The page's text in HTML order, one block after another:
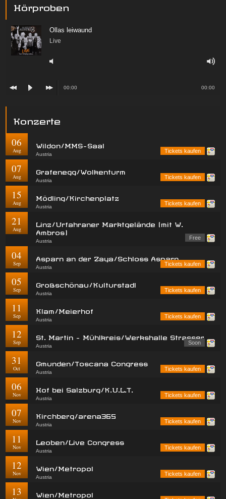
Hörproben
Ollas leiwaund
Live
00:00 00:00
Konzerte
06
Aug
Wildon/MMS-Saal
Austria
Tickets kaufen
07
Aug
Grafenegg/Wolkenturm
Austria
Tickets kaufen
15
Aug
Mödling/Kirchenplatz
Austria
Tickets kaufen
21
Aug
Linz/Urfahraner Marktgelände (mit W.
Ambros)
Austria
Free
04
Sep
Asparn an der Zaya/Schloss Asparn
Austria
Tickets kaufen
05
Sep
Großschönau/Kulturstadl
Austria
Tickets kaufen
11
Sep
Klam/Meierhof
Austria
Tickets kaufen
12
Sep
St. Martin - Mühlkreis/Werkshalle Strasser
Austria
Soon
31
Oct
Gmunden/Toscana Congress
Austria
Tickets kaufen
06
Nov
Hof bei Salzburg/K.U.L.T.
Austria
Tickets kaufen
07
Nov
Kirchberg/arena365
Austria
Tickets kaufen
11
Nov
Leoben/Live Congress
Austria
Tickets kaufen
12
Nov
Wien/Metropol
Austria
Tickets kaufen
13
Wien/Metropol